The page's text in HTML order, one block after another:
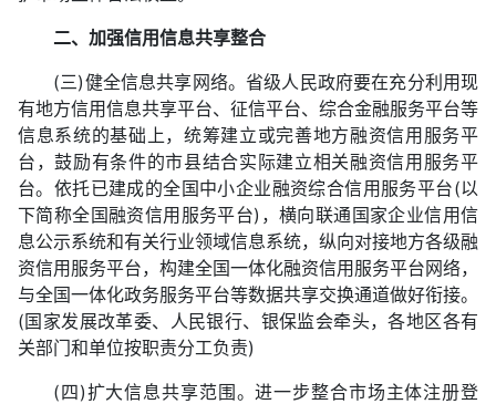
二、加强信用信息共享整合
(三)健全信息共享网络。省级人民政府要在充分利用现
有地方信用信息共享平台、征信平台、综合金融服务平台等
信息系统的基础上，统筹建立或完善地方融资信用服务平
台，鼓励有条件的市县结合实际建立相关融资信用服务平
台。依托已建成的全国中小企业融资综合信用服务平台(以
下简称全国融资信用服务平台)，横向联通国家企业信用信
息公示系统和有关行业领域信息系统，纵向对接地方各级融
资信用服务平台，构建全国一体化融资信用服务平台网络，
与全国一体化政务服务平台等数据共享交换通道做好衔接。
(国家发展改革委、人民银行、银保监会牵头，各地区各有
关部门和单位按职责分工负责)
(四)扩大信息共享范围。进一步整合市场主体注册登